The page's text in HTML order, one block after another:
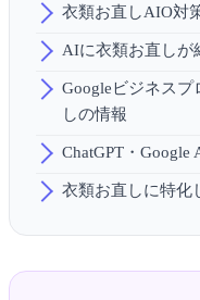
衣類お直しAIO対
AIに衣類お直しが
Googleビジネス
しの情報
ChatGPT・
衣類お直しに特化